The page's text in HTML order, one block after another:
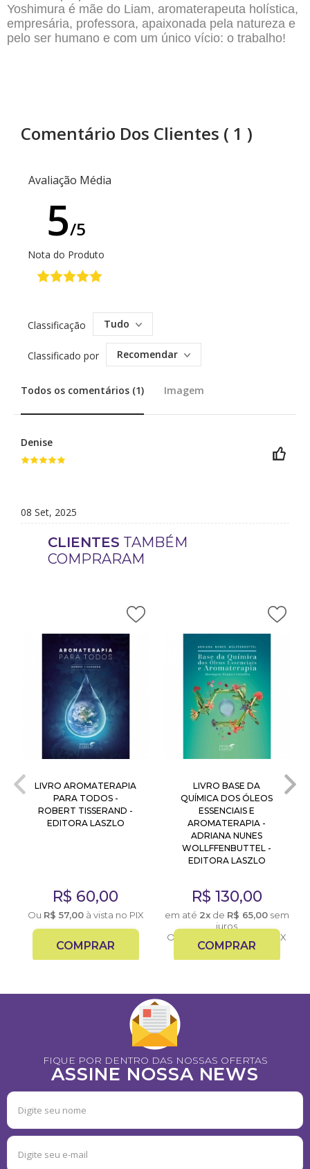
Yoshimura é mãe do Liam, aromaterapeuta holística,
empresária, professora, apaixonada pela natureza e
pelo ser humano e com um único vício: o trabalho!
Comentário Dos Clientes ( 1 )
Avaliação Média
5/5
Nota do Produto
Classificação Tudo
Classificado por Recomendar
Todos os comentários (1) Imagem
Denise
08 Set, 2025
CLIENTES TAMBÉM
COMPRARAM
LIVRO AROMATERAPIA
PARA TODOS -
ROBERT TISSERAND -
EDITORA LASZLO
R$ 60,00
Ou R$ 57,00à vista no PIX
COMPRAR
LIVRO BASE DA
QUÍMICA DOS ÓLEOS
ESSENCIAIS E
AROMATERAPIA -
ADRIANA NUNES
WOLLFFENBUTTEL -
EDITORA LASZLO
R$ 130,00
em até 2xde R$ 65,00sem
juros
Ou
à vista no PIX
COMPRAR
FIQUE POR DENTRO DAS NOSSAS OFERTAS
ASSINE NOSSA NEWS